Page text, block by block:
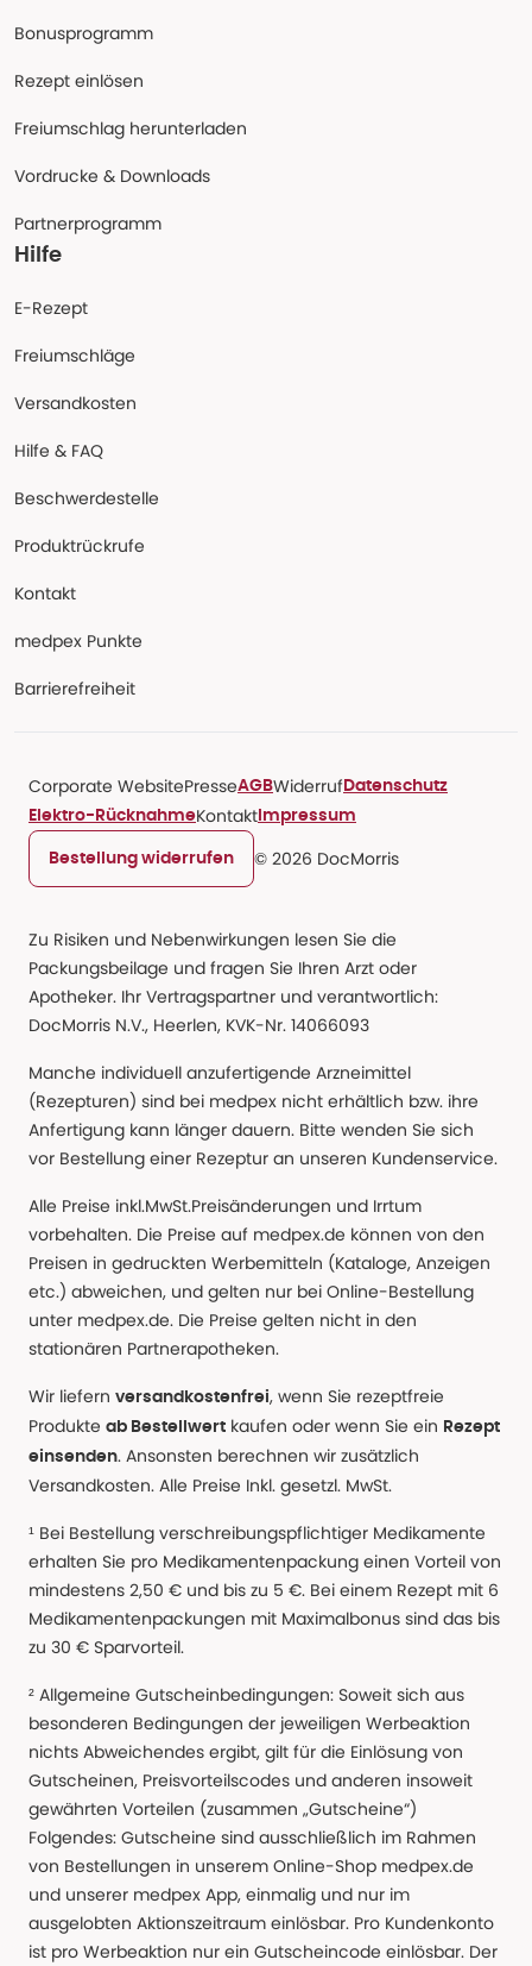
Bonusprogramm
Rezept einlösen
Freiumschlag herunterladen
Vordrucke & Downloads
Partnerprogramm
Hilfe
E-Rezept
Freiumschläge
Versandkosten
Hilfe & FAQ
Beschwerdestelle
Produktrückrufe
Kontakt
medpex Punkte
Barrierefreiheit
Corporate WebsitePresseAGBWiderruf Datenschutz
Elektro-RücknahmeKontakt Impressum
Bestellung widerrufen © 2026 DocMorris
Zu Risiken und Nebenwirkungen lesen Sie die
Packungsbeilage und fragen Sie Ihren Arzt oder
Apotheker. Ihr Vertragspartner und verantwortlich:
DocMorris N.V., Heerlen, KVK-Nr. 14066093
Manche individuell anzufertigende Arzneimittel
(Rezepturen) sind bei medpex nicht erhältlich bzw. ihre
Anfertigung kann länger dauern. Bitte wenden Sie sich
vor Bestellung einer Rezeptur an unseren Kundenservice.
Alle Preise inkl.MwSt.Preisänderungen und Irrtum
vorbehalten. Die Preise auf medpex.de können von den
Preisen in gedruckten Werbemitteln (Kataloge, Anzeigen
etc.) abweichen, und gelten nur bei Online-Bestellung
unter medpex.de. Die Preise gelten nicht in den
stationären Partnerapotheken.
Wir liefern versandkostenfrei, wenn Sie rezeptfreie
Produkte ab Bestellwert kaufen oder wenn Sie ein Rezept
einsenden. Ansonsten berechnen wir zusätzlich
Versandkosten. Alle Preise Inkl. gesetzl. MwSt.
¹ Bei Bestellung verschreibungspflichtiger Medikamente
erhalten Sie pro Medikamentenpackung einen Vorteil von
mindestens 2,50 € und bis zu 5 €. Bei einem Rezept mit 6
Medikamentenpackungen mit Maximalbonus sind das bis
zu 30 € Sparvorteil.
² Allgemeine Gutscheinbedingungen: Soweit sich aus
besonderen Bedingungen der jeweiligen Werbeaktion
nichts Abweichendes ergibt, gilt für die Einlösung von
Gutscheinen, Preisvorteilscodes und anderen insoweit
gewährten Vorteilen (zusammen „Gutscheine“)
Folgendes: Gutscheine sind ausschließlich im Rahmen
von Bestellungen in unserem Online-Shop medpex.de
und unserer medpex App, einmalig und nur im
ausgelobten Aktionszeitraum einlösbar. Pro Kundenkonto
ist pro Werbeaktion nur ein Gutscheincode einlösbar. Der